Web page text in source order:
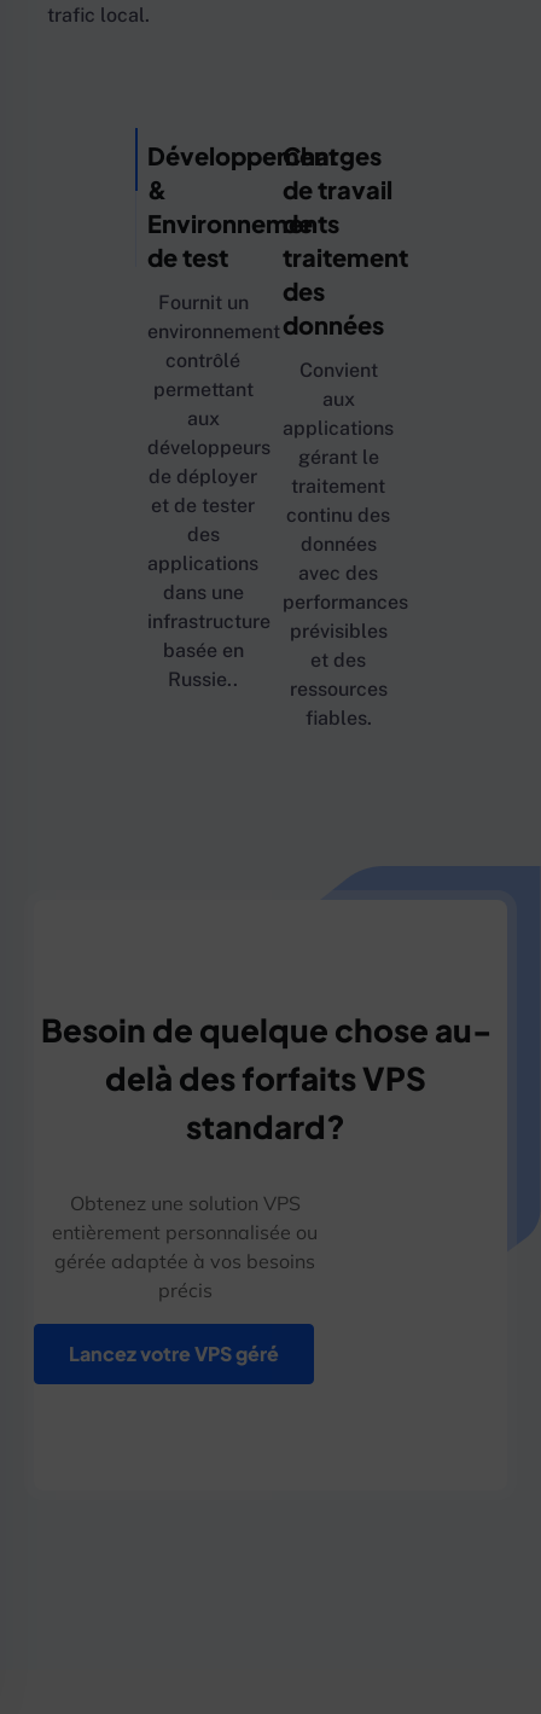
trafic local.
Développement
&
Environnements
de test
Fournit un
environnement
contrôlé
permettant
aux
développeurs
de déployer
et de tester
des
applications
dans une
infrastructure
basée en
Russie..
Charges
de travail
de
traitement
des
données
Convient
aux
applications
gérant le
traitement
continu des
données
avec des
performances
prévisibles
et des
ressources
fiables.
Besoin de quelque chose au-
delà des forfaits VPS
standard?
Obtenez une solution VPS
entièrement personnalisée ou
gérée adaptée à vos besoins
précis
Lancez votre VPS géré